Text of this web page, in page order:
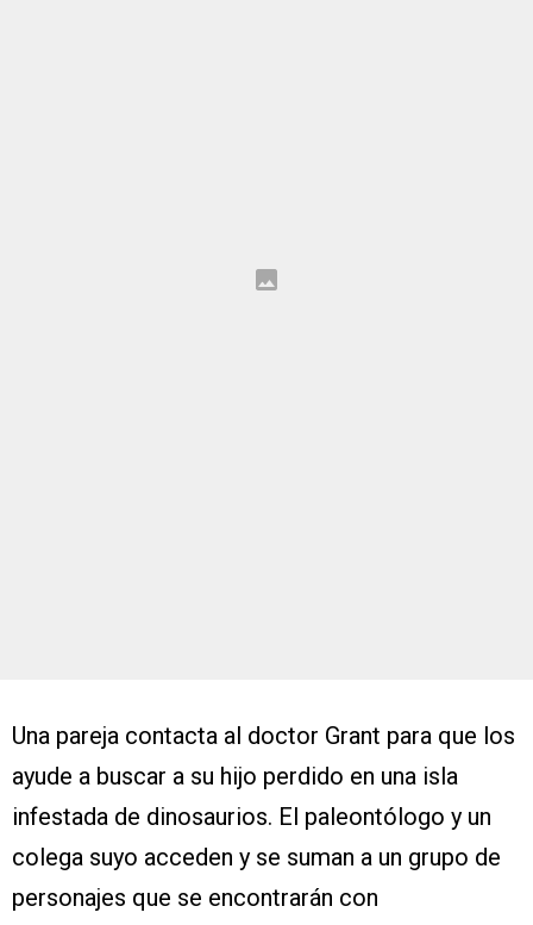
Una pareja contacta al doctor Grant para que los
ayude a buscar a su hijo perdido en una isla
infestada de dinosaurios. El paleontólogo y un
colega suyo acceden y se suman a un grupo de
personajes que se encontrarán con